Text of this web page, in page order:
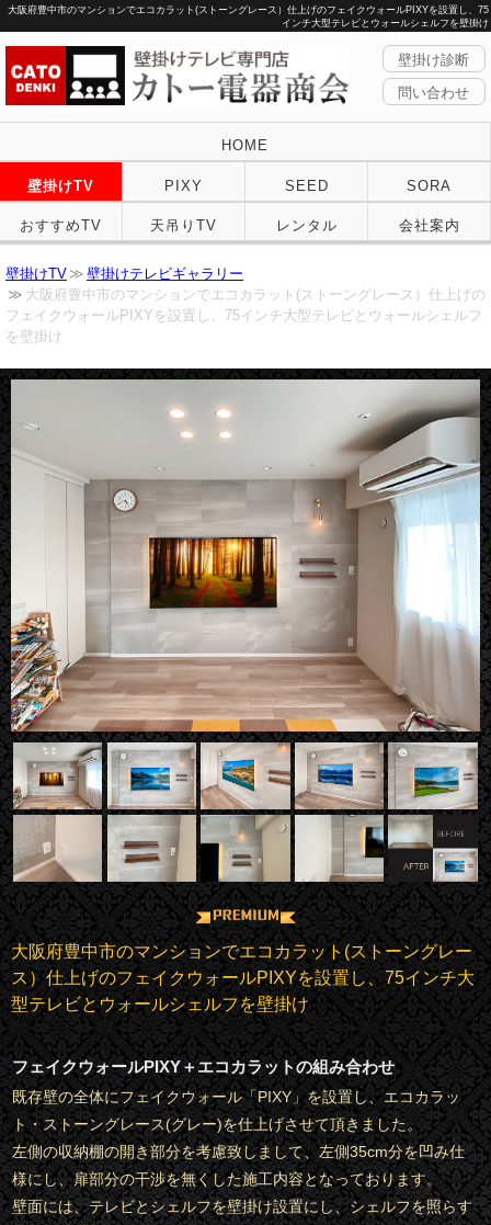
大阪府豊中市のマンションでエコカラット(ストーングレース）仕上げのフェイクウォールPIXYを設置し、75
インチ大型テレビとウォールシェルフを壁掛け
壁掛け診断
問い合わせ
HOME
壁掛けTV PIXY SEED SORA
おすすめTV 天吊りTV レンタル 会社案内
壁掛けTV
壁掛けテレビギャラリー
大阪府豊中市のマンションでエコカラット(ストーングレース）仕上げの
フェイクウォールPIXYを設置し、75インチ大型テレビとウォールシェルフ
を壁掛け
大阪府豊中市のマンションでエコカラット(ストーングレー
ス）仕上げのフェイクウォールPIXYを設置し、75インチ大
型テレビとウォールシェルフを壁掛け
フェイクウォールPIXY＋エコカラットの組み合わせ
既存壁の全体にフェイクウォール「PIXY」を設置し、エコカラッ
ト・ストーングレース(グレー)を仕上げさせて頂きました。
左側の収納棚の開き部分を考慮致しまして、左側35cm分を凹み仕
様にし、扉部分の干渉を無くした施工内容となっております。
壁面には、テレビとシェルフを壁掛け設置にし、シェルフを照らす